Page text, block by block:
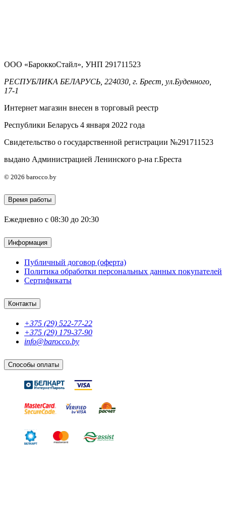
ООО «БароккоСтайл», УНП 291711523
РЕСПУБЛИКА БЕЛАРУСЬ, 224030, г. Брест, ул.Буденного,
17-1
Интернет магазин внесен в торговый реестр
Республики Беларусь 4 января 2022 года
Свидетельство о государственной регистрации №291711523
выдано Администрацией Ленинского р-на г.Бреста
© 2026 barocco.by
Время работы
Ежедневно с 08:30 до 20:30
Информация
Публичный договор (оферта)
Политика обработки персональных данных покупателей
Сертификаты
Контакты
+375 (29) 522-77-22
+375 (29) 179-37-90
info@barocco.by
Способы оплаты